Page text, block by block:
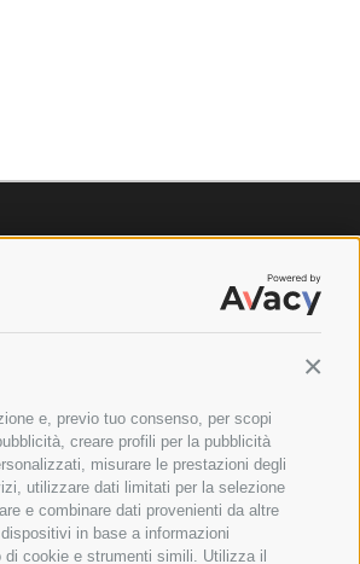
e, previo tuo consenso, per scopi
creare profili per la pubblicità
misurare le prestazioni degli
utilizzare dati limitati per la selezione
e combinare dati provenienti da altre
in base a informazioni
cookie e strumenti simili. Utilizza il